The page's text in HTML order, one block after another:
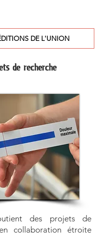
DE L'UNION
de recherche
des projets de
collaboration étroite